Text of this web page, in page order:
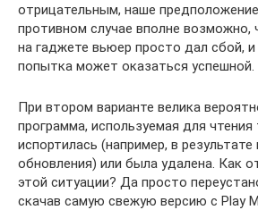
отрицательным, наше
противном случае вполне возможно,
на гаджете вьюер просто дал сбой,
попытка может оказаться успешной.
При втором варианте велика
программа, используемая для
испортилась (например, в результате
обновления) или была удалена. Как
этой ситуации? Да просто
скачав самую свежую версию с Play